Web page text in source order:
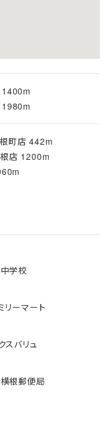
根町店 442m
根店 1200m
学校
リーマート
スバリュ
根郵便局